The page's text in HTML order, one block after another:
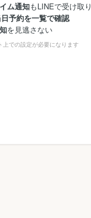
ム通知もLINEで受け取り
予約を一覧で確認
を見逃さない
上での設定が必要になります